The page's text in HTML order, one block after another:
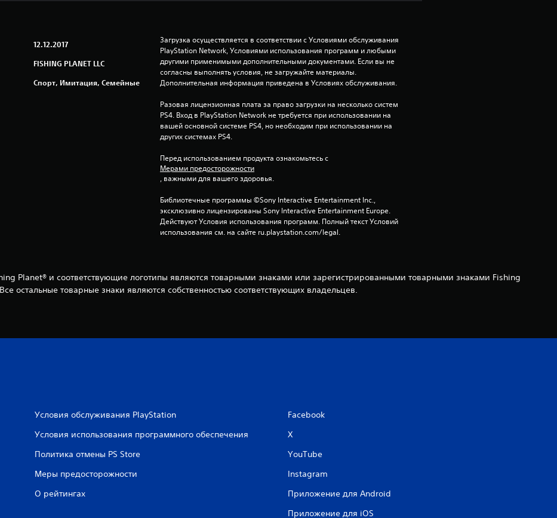
12.12.2017
FISHING PLANET LLC
Спорт, Имитация, Семейные
Загрузка осуществляется в соответствии с Условиями обслуживания
PlayStation Network, Условиями использования программ и любыми
другими применимыми дополнительными документами. Если вы не
согласны выполнять условия, не загружайте материалы.
Дополнительная информация приведена в Условиях обслуживания.
Разовая лицензионная плата за право загрузки на несколько систем
PS4. Вход в PlayStation Network не требуется при использовании на
вашей основной системе PS4, но необходим при использовании на
других системах PS4.
Перед использованием продукта ознакомьтесь с
Мерами предосторожности
, важными для вашего здоровья.
Библиотечные программы ©Sony Interactive Entertainment Inc.,
эксклюзивно лицензированы Sony Interactive Entertainment Europe.
Действуют Условия использования программ. Полный текст Условий
использования см. на сайте ru.playstation.com/legal.
Planet® и соответствующие логотипы являются товарными знаками или зарегистрированными товарными знаками Fishing
остальные товарные знаки являются собственностью соответствующих владельцев.
Условия обслуживания PlayStation
Условия использования программного обеспечения
Политика отмены PS Store
Меры предосторожности
О рейтингах
Facebook
X
YouTube
Instagram
Приложение для Android
Приложение для iOS